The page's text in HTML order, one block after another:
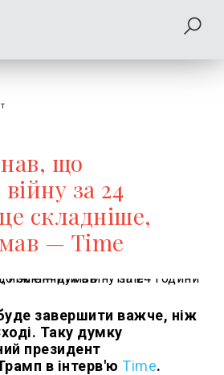
що
за 24
складніше,
— Time
буде завершити важче, ніж
Таку думку
президент
в інтерв'ю Time.